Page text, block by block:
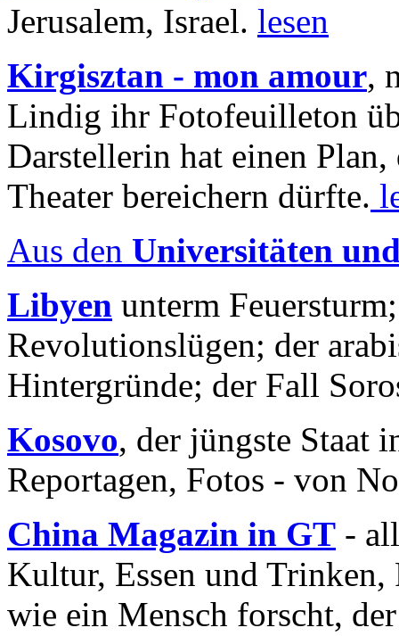
Jerusalem, Israel. lesen
Kirgisztan - mon amour,
Lindig ihr Fotofeuilleton
Darstellerin hat einen Plan,
Theater bereichern dürfte.
Aus den Universitäten
Libyen unterm
Revolutionslügen; der
Hintergründe; der Fall
Kosovo, der jüngste Staat
Reportagen, Fotos - von
China Magazin in GT -
Kultur, Essen und
wie ein Mensch forscht,